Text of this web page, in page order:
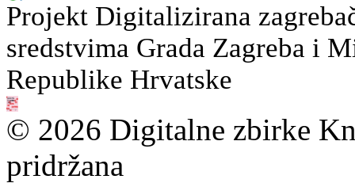
Projekt Digitalizirana
sredstvima Grada Zagreba i
Republike Hrvatske
© 2026 Digitalne zbirke
pridržana